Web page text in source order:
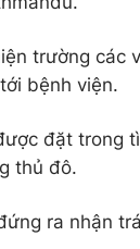
trường
bệnh viện.
đặt trong
thủ đô.
ra nhận